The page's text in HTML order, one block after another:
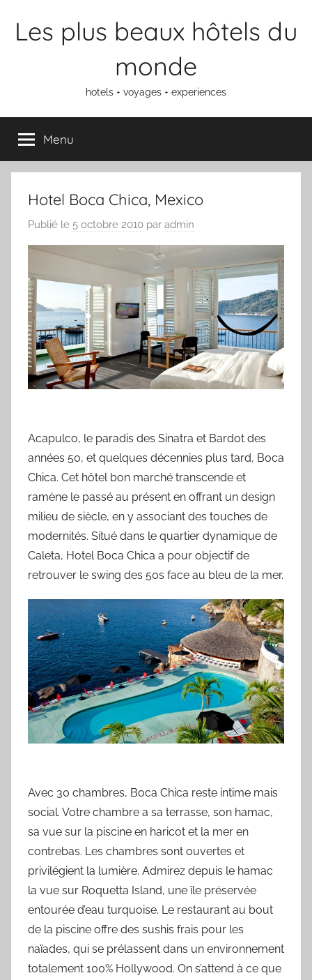
Les plus beaux hôtels du
monde
hotels + voyages + experiences
Menu
Hotel Boca Chica, Mexico
Publié le 5 octobre 2010 par admin
Acapulco, le paradis des Sinatra et Bardot des
années 50, et quelques décennies plus tard, Boca
Chica. Cet hôtel bon marché transcende et
ramène le passé au présent en offrant un design
milieu de siècle, en y associant des touches de
modernités. Situé dans le quartier dynamique de
Caleta, Hotel Boca Chica a pour objectif de
retrouver le swing des 50s face au bleu de la mer.
Avec 30 chambres, Boca Chica reste intime mais
social. Votre chambre a sa terrasse, son hamac,
sa vue sur la piscine en haricot et la mer en
contrebas. Les chambres sont ouvertes et
privilégient la lumière. Admirez depuis le hamac
la vue sur Roquetta Island, une île préservée
entourée d’eau turquoise. Le restaurant au bout
de la piscine offre des sushis frais pour les
naïades, qui se prélassent dans un environnement
totalement 100% Hollywood. On s’attend à ce que